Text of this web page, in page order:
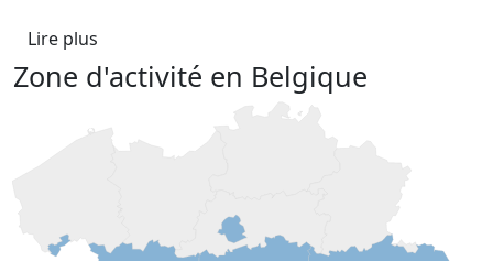
Lire plus
Zone d'activité en Belgique